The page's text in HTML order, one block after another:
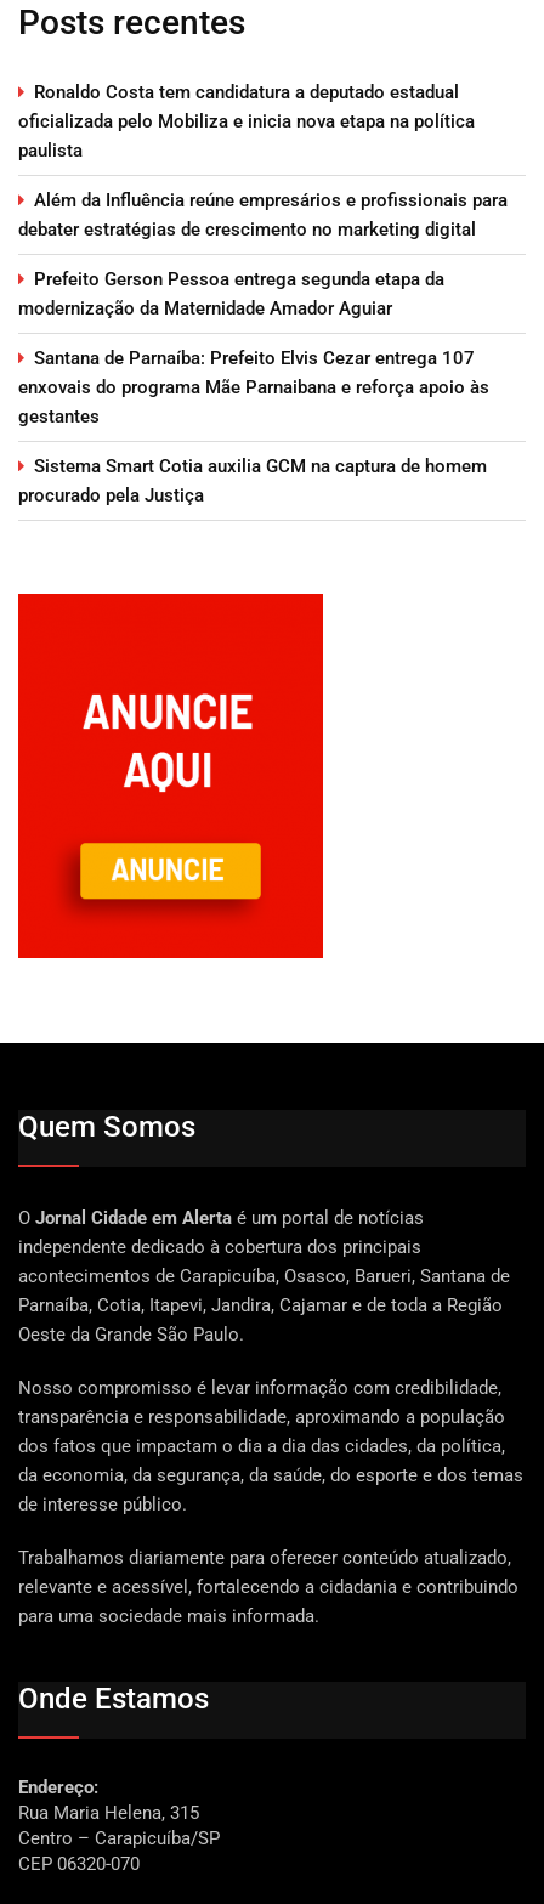
Posts recentes
Ronaldo Costa tem candidatura a deputado estadual
oficializada pelo Mobiliza e inicia nova etapa na política
paulista
Além da Influência reúne empresários e profissionais para
debater estratégias de crescimento no marketing digital
Prefeito Gerson Pessoa entrega segunda etapa da
modernização da Maternidade Amador Aguiar
Santana de Parnaíba: Prefeito Elvis Cezar entrega 107
enxovais do programa Mãe Parnaibana e reforça apoio às
gestantes
Sistema Smart Cotia auxilia GCM na captura de homem
procurado pela Justiça
Quem Somos
O Jornal Cidade em Alerta é um portal de notícias
independente dedicado à cobertura dos principais
acontecimentos de Carapicuíba, Osasco, Barueri, Santana de
Parnaíba, Cotia, Itapevi, Jandira, Cajamar e de toda a Região
Oeste da Grande São Paulo.
Nosso compromisso é levar informação com credibilidade,
transparência e responsabilidade, aproximando a população
dos fatos que impactam o dia a dia das cidades, da política,
da economia, da segurança, da saúde, do esporte e dos temas
de interesse público.
Trabalhamos diariamente para oferecer conteúdo atualizado,
relevante e acessível, fortalecendo a cidadania e contribuindo
para uma sociedade mais informada.
Onde Estamos
Endereço:
Rua Maria Helena, 315
Centro – Carapicuíba/SP
CEP 06320-070